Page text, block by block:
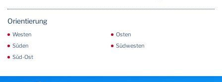
Orientierung
Westen
Osten
Süden
Südwesten
Süd-Ost